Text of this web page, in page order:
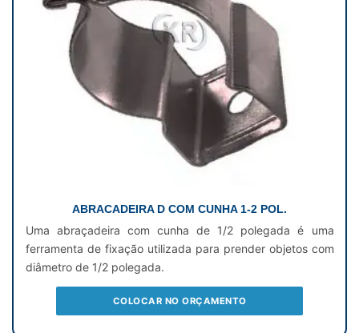
ABRACADEIRA D COM CUNHA 1-2 POL.
Uma abraçadeira com cunha de 1/2 polegada é uma
ferramenta de fixação utilizada para prender objetos com
diâmetro de 1/2 polegada.
COLOCAR NO ORÇAMENTO